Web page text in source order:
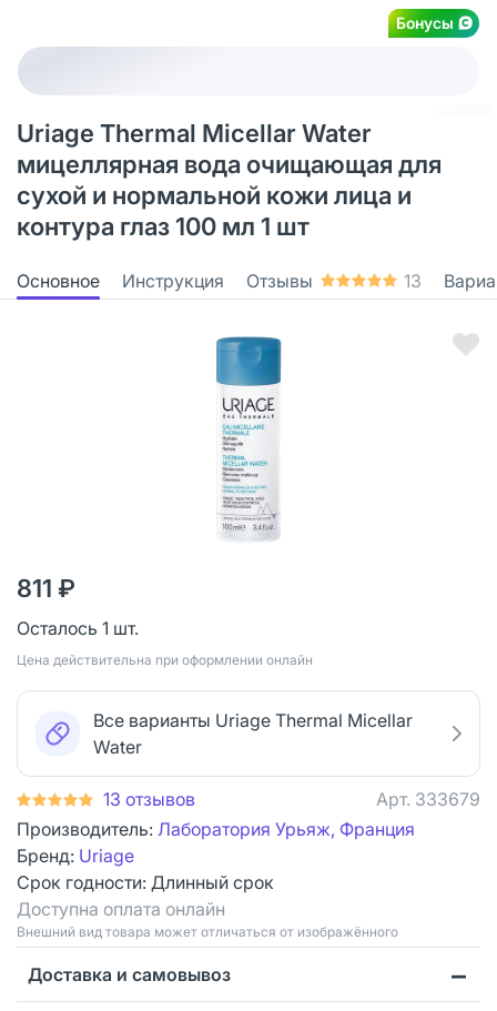
Бонусы
Uriage Thermal Micellar Water
мицеллярная вода очищающая для
сухой и нормальной кожи лица и
контура глаз 100 мл 1 шт
Основное Инструкция Отзывы 13
811 ₽
Осталось 1 шт.
Цена действительна при оформлении онлайн
Все варианты Uriage Thermal Micellar
Water
13 отзывов Арт. 333679
Производитель: Лаборатория Урьяж, Франция
Бренд: Uriage
Срок годности: Длинный срок
Доступна оплата онлайн
Bнешний вид товара может отличаться от изображённого
Доставка и самовывоз